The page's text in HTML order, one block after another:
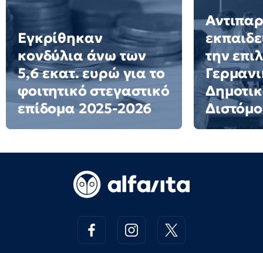
Εγκρίθηκαν
κονδύλια άνω των
5,6 εκατ. ευρώ για το
φοιτητικό στεγαστικό
επίδομα 2025-2026
την